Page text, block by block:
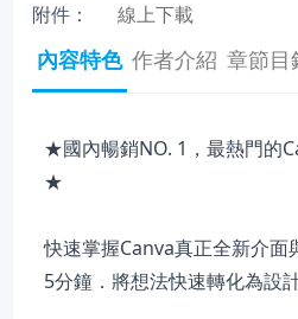
附件：
線上下載
內容特色 作者介紹 章節目
★國內暢銷NO. 1，最熱門的
★
快速掌握Canva真正全新介面
5分鐘．將想法快速轉化為設